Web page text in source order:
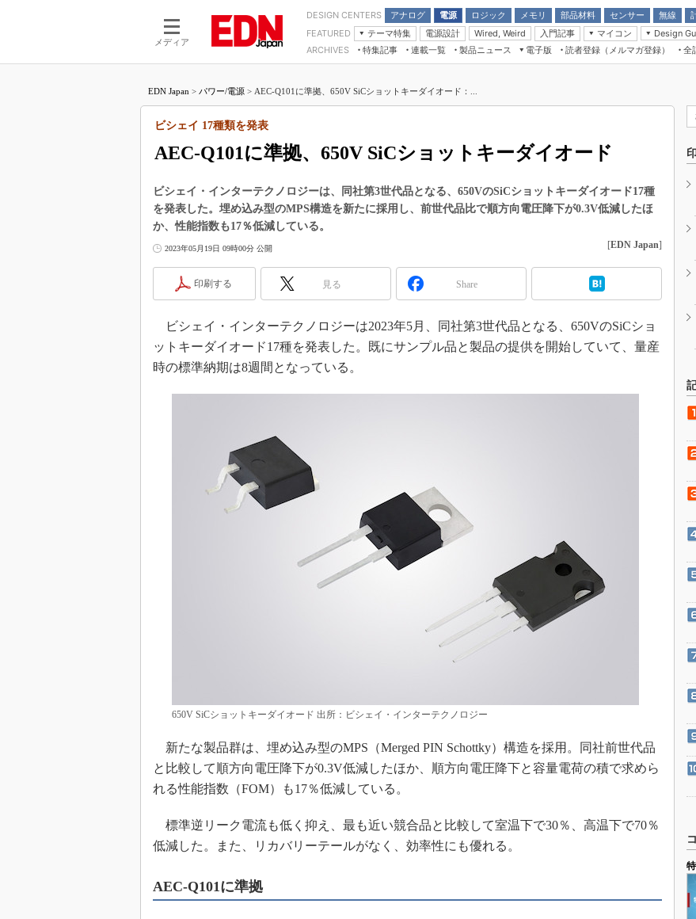
メディア
DESIGN CENTERS アナログ
電源
モーター
ロジック
LSI
メモリ
部品材料
受動部品
センサー 無線
アナログ機能回路
計測とテスト
FEATURED
テーマ特集
つながるクルマ
エレクトロニクス入門
医療エレ（EE Times Japan）
製品解剖（EE Times Japan）
電源設計 Wired, Weird
入門記事
モーター入門
マイコン
マイコン講座
Design
計測機器
CEATEC
組込み/エッジコンピューティン
人とくるま展
Microchip情報
ARCHIVES 特集記事
連載一覧
マイクロプロセッサ懐古録
中堅技術者に贈る電子部品“徹底”活
用講座
たった2つの式で始めるDC/DCコン
バーターの設計
DC-DCコンバーター活用講座
Wired, Weird
高速シリアル伝送技術講座
ズ編
めざせ高効率！ モーター駆動入門講
「SPICEの仕組みとその活用設計」
最新記事一覧
計測器メーカーから見た5G
USB Type-Cの登場で評価試験はど
う変わる？
IoT時代の無線規格を知る【Thread
IoT時代の無線規格を知る【Z-Wave
製品ニュース
電子版
電子ブックレット
読者登録（メルマガ登録） 全
EDN Japan > パワー/電源 > AEC-Q101に準拠、650V SiCショットキーダイオード：...
AEC-Q101に準拠、650V SiCショットキーダイオード
ビシェイ 17種類を発表
ビシェイ・インターテクノロジーは、同社第3世代品となる、650VのSiCショットキーダイオード17種
を発表した。埋め込み型のMPS構造を新たに採用し、前世代品比で順方向電圧降下が0.3V低減したほ
か、性能指数も17％低減している。
2023年05月19日 09時00分 公開 [EDN Japan]
印刷する 見る Share
ビシェイ・インターテクノロジーは2023年5月、同社第3世代品となる、650VのSiCショ
ットキーダイオード17種を発表した。既にサンプル品と製品の提供を開始していて、量産
時の標準納期は8週間となっている。
650V SiCショットキーダイオード 出所：ビシェイ・インターテクノロジー
新たな製品群は、埋め込み型のMPS（Merged PIN Schottky）構造を採用。同社前世代品
と比較して順方向電圧降下が0.3V低減したほか、順方向電圧降下と容量電荷の積で求めら
れる性能指数（FOM）も17％低減している。
標準逆リーク電流も低く抑え、最も近い競合品と比較して室温下で30％、高温下で70％
低減した。また、リカバリーテールがなく、効率性にも優れる。
AEC-Q101に準拠